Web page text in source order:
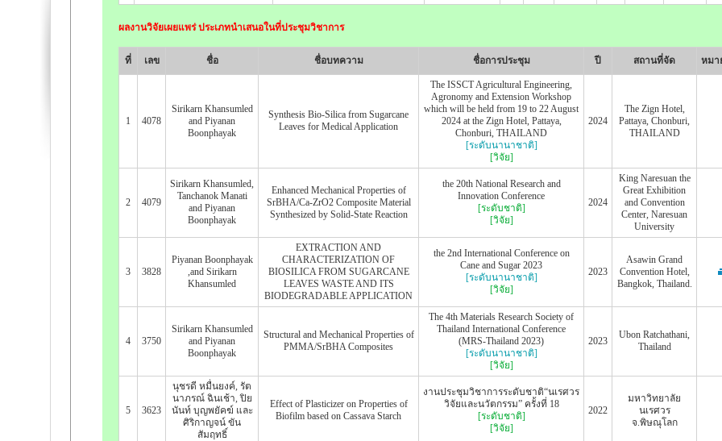
ผลงานวิจัยเผยแพร่ ประเภทนำเสนอในที่ประชุมวิชาการ
ที่ เลข ชื่อ ชื่อบทความ ชื่อการประชุม ปี สถานที่จัด หมา
1 4078
Sirikarn Khansumled
and Piyanan
Boonphayak
Synthesis Bio-Silica from Sugarcane
Leaves for Medical Application
The ISSCT Agricultural Engineering,
Agronomy and Extension Workshop
which will be held from 19 to 22 August
2024 at the Zign Hotel, Pattaya,
Chonburi, THAILAND
[ระดับนานาชาติ]
[วิจัย]
2024
The Zign Hotel,
Pattaya, Chonburi,
THAILAND
2 4079
Sirikarn Khansumled,
Tanchanok Manati
and Piyanan
Boonphayak
Enhanced Mechanical Properties of
SrBHA/Ca-ZrO2 Composite Material
Synthesized by Solid-State Reaction
the 20th National Research and
Innovation Conference
[ระดับชาติ]
[วิจัย]
2024
King Naresuan the
Great Exhibition
and Convention
Center, Naresuan
University
3 3828
Piyanan Boonphayak
,and Sirikarn
Khansumled
EXTRACTION AND
CHARACTERIZATION OF
BIOSILICA FROM SUGARCANE
LEAVES WASTE AND ITS
BIODEGRADABLE APPLICATION
the 2nd International Conference on
Cane and Sugar 2023
[ระดับนานาชาติ]
[วิจัย]
2023
Asawin Grand
Convention Hotel,
Bangkok, Thailand.
4 3750
Sirikarn Khansumled
and Piyanan
Boonphayak
Structural and Mechanical Properties of
PMMA/SrBHA Composites
The 4th Materials Research Society of
Thailand International Conference
(MRS-Thailand 2023)
[ระดับนานาชาติ]
[วิจัย]
2023
Ubon Ratchathani,
Thailand
5 3623
นุชรดี หมื่นยงค์, รัต
นาภรณ์ ฉินเช้า, ปิย
นันท์ บุญพยัคฆ์ และ
ศิริกาญจน์ ขัน
สัมฤทธิ์
Effect of Plasticizer on Properties of
Biofilm based on Cassava Starch
งานประชุมวิชาการระดับชาติ“นเรศวร
วิจัยและนวัตกรรม” ครั้งที่ 18
[ระดับชาติ]
[วิจัย]
2022
มหาวิทยาลัย
นเรศวร
จ.พิษณุโลก